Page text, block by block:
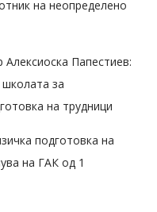
на неопределено
Папестиев:
за
на трудници
подготовка на
на ГАК од 1